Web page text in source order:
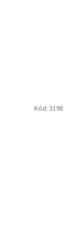
Kód: 3198